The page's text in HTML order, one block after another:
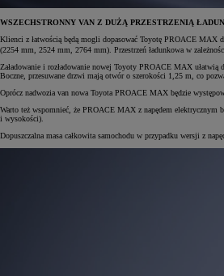
WSZECHSTRONNY VAN Z DUŻĄ PRZESTRZENIĄ
Klienci z łatwością będą mogli dopasować Toyotę PROACE MAX
(2254 mm, 2524 mm, 2764 mm). Przestrzeń ładunkowa w
Załadowanie i rozładowanie nowej Toyoty PROACE MAX
Boczne, przesuwane drzwi mają otwór o szerokości 1,25 m, co
Oprócz nadwozia van nowa Toyota PROACE MAX będzie
Warto też wspomnieć, że PROACE MAX z napędem elektrycznym
i wysokości).
Dopuszczalna masa całkowita samochodu w przypadku wersji z